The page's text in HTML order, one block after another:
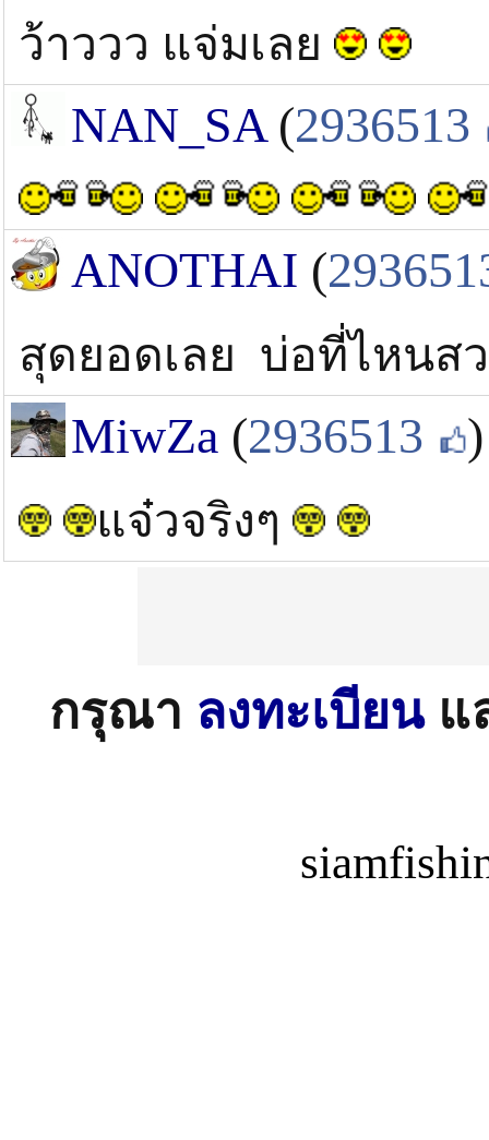
ว้าววว แจ่มเลย
NAN_SA(2936513
ANOTHAI (
สุดยอดเลย บ่อที่ไหนส
MiwZa (2936513 )
แจ๋วจริงๆ
กรุณา ลงทะเบียนแ